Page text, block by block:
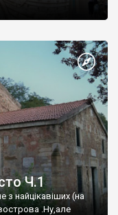
Ч.1
з найцікавіших (на
.Ну,але